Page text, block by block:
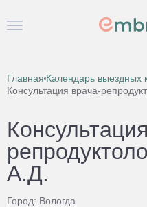
Главная Календарь выездных
Консультация врача-
А.Д.
Город: Вологда